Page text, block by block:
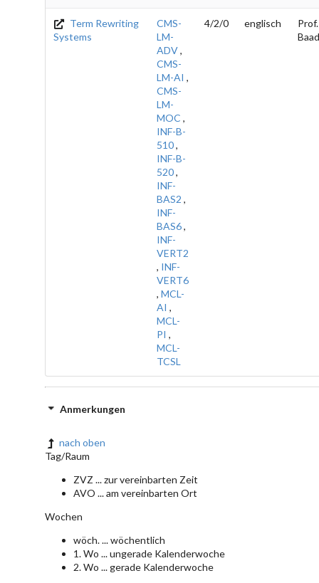
Term Rewriting
Systems
CMS-
LM-
ADV,
CMS-
LM-AI ,
CMS-
LM-
MOC ,
INF-B-
510,
INF-B-
520,
INF-
BAS2 ,
INF-
BAS6,
INF-
VERT2
, INF-
VERT6
, MCL-
AI ,
MCL-
PI ,
MCL-
TCSL
4/2/0 englisch
Prof.
Anmerkungen
nach oben
Tag/Raum
ZVZ ... zur vereinbarten Zeit
AVO ... am vereinbarten Ort
Wochen
wöch. ... wöchentlich
1. Wo ... ungerade Kalenderwoche
2. Wo ... gerade Kalenderwoche